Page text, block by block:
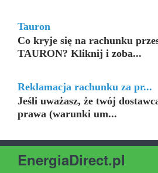
Tauron
Co kryje się na rachunku
TAURON? Kliknij i zoba...
Reklamacja rachunku za pr...
Jeśli uważasz, że twój
prawa (warunki um...
EnergiaDirect.pl